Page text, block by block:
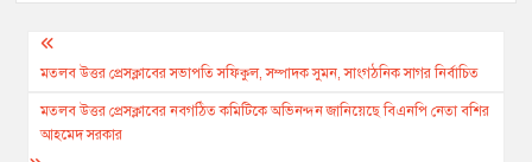
Post
navigation
মতলব উত্তর প্রেসক্লাবের সভাপতি সফিকুল, সম্পাদক সুমন, সাংগঠনিক সাগর নির্বাচিত
মতলব উত্তর প্রেসক্লাবের নবগঠিত কমিটিকে অভিনন্দন জানিয়েছে বিএনপি নেতা বশির
আহমেদ সরকার